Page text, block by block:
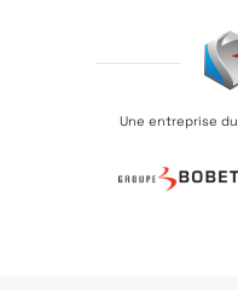
Une entreprise du